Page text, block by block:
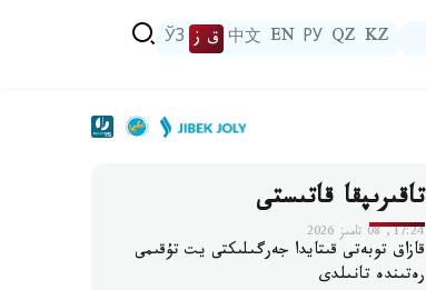
KZ
QZ
РУ
EN
中文 ق ز ЎЗ
تاقىرىپقا قاتىستى
17:24, 08 تامىز 2026
قازاق توبەتى قىتايدا جەرگىلىكتى يت تۇقىمى
رەتىندە تانىلدى